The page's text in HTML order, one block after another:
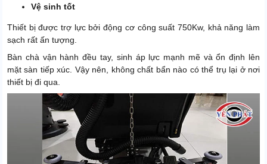
Vệ sinh tốt
Thiết bị được trợ lực bởi động cơ công suất 750Kw, khả năng làm
sạch rất ấn tượng.
Bàn chà vận hành đều tay, sinh áp lực mạnh mẽ và ổn định lên
mặt sàn tiếp xúc. Vậy nên, không chất bẩn nào có thể trụ lại ở nơi
thiết bị đi qua.